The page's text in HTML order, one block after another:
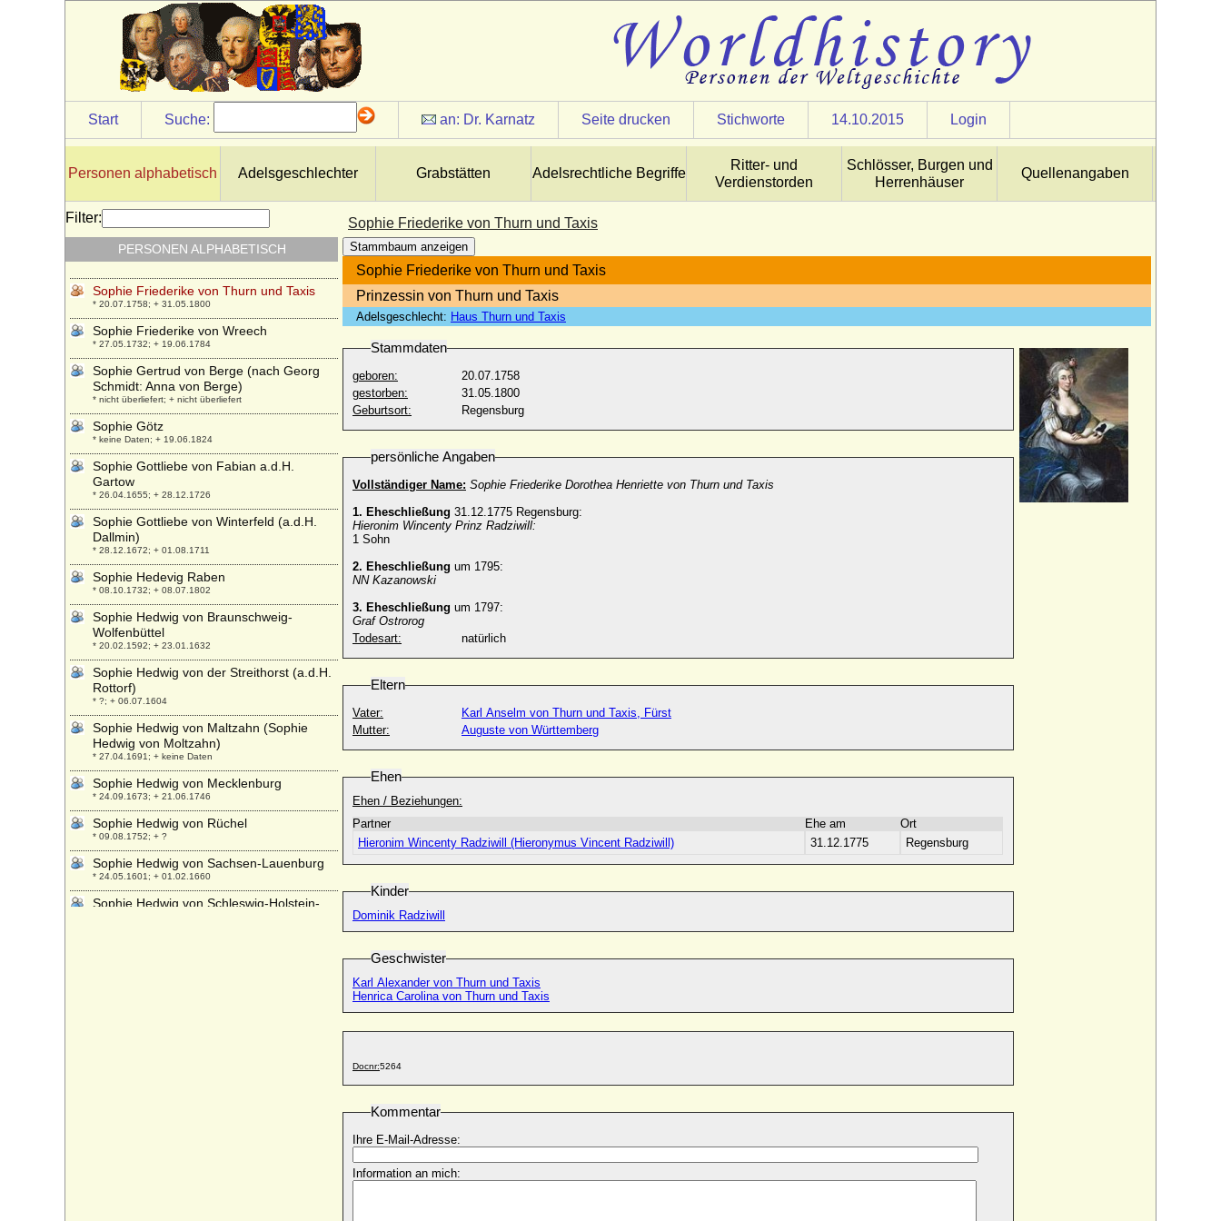
Start Suche: an: Dr. Karnatz Seite drucken Stichworte 14.10.2015 Login
Personen alphabetisch Adelsgeschlechter Grabstätten Adelsrechtliche Begriffe
Ritter- und
Verdienstorden
Schlösser, Burgen und
Herrenhäuser
Quellenangaben
Sophie Friederike von Thurn und Taxis
Stammbaum anzeigen
Sophie Friederike von Thurn und Taxis
Prinzessin von Thurn und Taxis
Adelsgeschlecht: Haus Thurn und Taxis
Stammdaten
geboren:
20.07.1758
gestorben:
31.05.1800
Geburtsort:
Regensburg
persönliche Angaben
Vollständiger Name: Sophie Friederike Dorothea Henriette von Thurn und Taxis
1. Eheschließung 31.12.1775 Regensburg:
Hieronim Wincenty Prinz Radziwill:
1 Sohn
2. Eheschließung um 1795:
NN Kazanowski
3. Eheschließung um 1797:
Graf Ostrorog
Todesart:
natürlich
Eltern
Vater:
Karl Anselm von Thurn und Taxis, Fürst
Mutter:
Auguste von Württemberg
Ehen
Ehen / Beziehungen:
Partner
Ehe am
Ort
Hieronim Wincenty Radziwill (Hieronymus Vincent Radziwill)
31.12.1775 Regensburg
Kinder
Dominik Radziwill
Geschwister
Karl Alexander von Thurn und Taxis
Henrica Carolina von Thurn und Taxis
Docnr:5264
Kommentar
Ihre E-Mail-Adresse:
Information an mich:
Filter:
PERSONEN ALPHABETISCH
* 08.11.1651; + 01.03.1673
Sophie Elisabeth zu Isenburg-Birstein
* 10.07.1650; + 03.09.1692
Sophie Emerentia von Jagow
+ 1691 *
Sophie Emilie zu Hohenlohe-Ingelfingen
* 18.05.1697; + 28.04.1733
Schulenburg, Gräfin
* 17.03.1725; + 10.07.1772
Sophie Friederike Juliane von Hake
* 15.09.1752; + 04.01.1787
Sophie Friederike von Thurn und Taxis
* 20.07.1758; + 31.05.1800
Sophie Friederike von Wreech
* 27.05.1732; + 19.06.1784
Sophie Gertrud von Berge (nach Georg
Schmidt: Anna von Berge)
* nicht überliefert; + nicht überliefert
Sophie Götz
* keine Daten; + 19.06.1824
Sophie Gottliebe von Fabian a.d.H.
Gartow
* 26.04.1655; + 28.12.1726
Sophie Gottliebe von Winterfeld (a.d.H.
Dallmin)
* 28.12.1672; + 01.08.1711
Sophie Hedevig Raben
* 08.10.1732; + 08.07.1802
Sophie Hedwig von Braunschweig-
Wolfenbüttel
* 20.02.1592; + 23.01.1632
Sophie Hedwig von der Streithorst (a.d.H.
Rottorf)
* ?; + 06.07.1604
Sophie Hedwig von Maltzahn (Sophie
Hedwig von Moltzahn)
* 27.04.1691; + keine Daten
Sophie Hedwig von Mecklenburg
* 24.09.1673; + 21.06.1746
Sophie Hedwig von Rüchel
* 09.08.1752; + ?
Sophie Hedwig von Sachsen-Lauenburg
* 24.05.1601; + 01.02.1660
Sophie Hedwig von Schleswig-Holstein-